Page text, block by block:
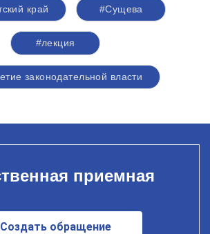
край #Сущева
#лекция
законодательной власти
приемная
Создать обращение